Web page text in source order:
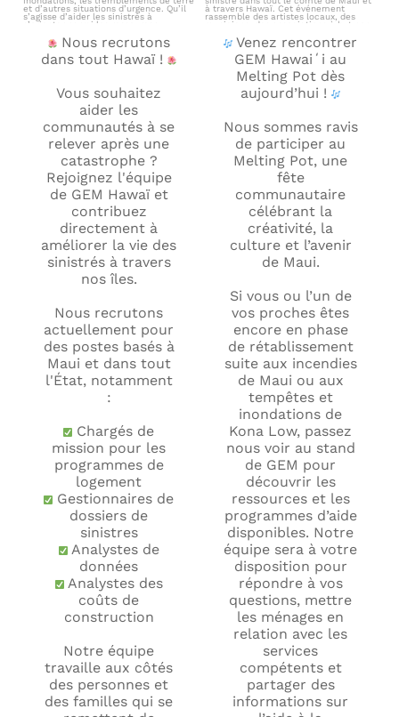
Nous recrutons
dans tout Hawaï !
Vous souhaitez
aider les
communautés à se
relever après une
catastrophe ?
Rejoignez l'équipe
de GEM Hawaï et
contribuez
directement à
améliorer la vie des
sinistrés à travers
nos îles.
Nous recrutons
actuellement pour
des postes basés à
Maui et dans tout
l'État, notamment
:
Chargés de
mission pour les
programmes de
logement
Gestionnaires de
dossiers de
sinistres
Analystes de
données
Analystes des
coûts de
construction
Notre équipe
travaille aux côtés
des personnes et
des familles qui se
Venez rencontrer
GEM Hawaiʻi au
Melting Pot dès
aujourd’hui !
Nous sommes ravis
de participer au
Melting Pot, une
fête
communautaire
célébrant la
créativité, la
culture et l’avenir
de Maui.
Si vous ou l’un de
vos proches êtes
encore en phase
de rétablissement
suite aux incendies
de Maui ou aux
tempêtes et
inondations de
Kona Low, passez
nous voir au stand
de GEM pour
découvrir les
ressources et les
programmes d’aide
disponibles. Notre
équipe sera à votre
disposition pour
répondre à vos
questions, mettre
les ménages en
relation avec les
services
compétents et
partager des
informations sur